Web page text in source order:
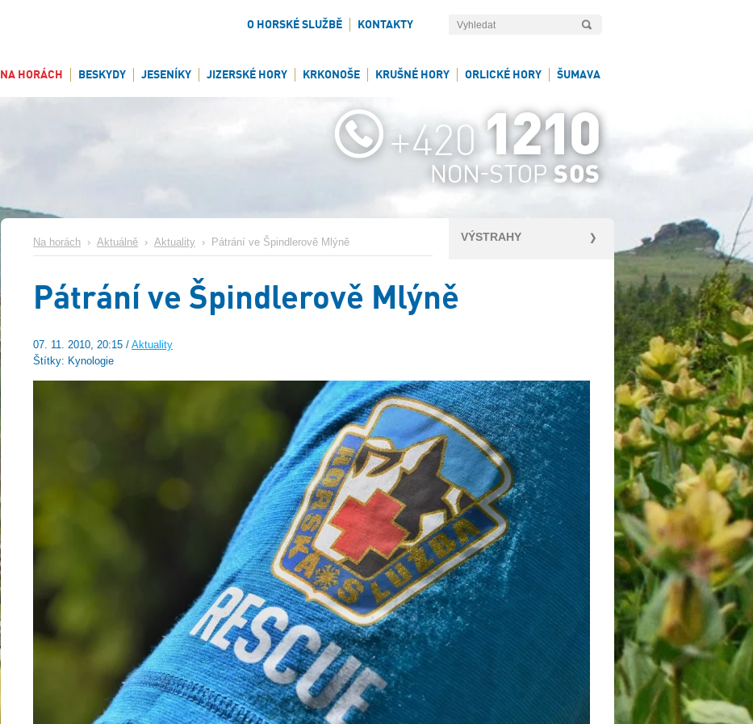
O HORSKÉ SLUŽBĚ KONTAKTY
NA HORÁCH BESKYDY JESENÍKY JIZERSKÉ HORY KRKONOŠE KRUŠNÉ HORY ORLICKÉ HORY ŠUMAVA
VÝSTRAHY
Na horách › Aktuálně › Aktuality › Pátrání ve Špindlerově Mlýně
Pátrání ve Špindlerově Mlýně
07. 11. 2010, 20:15 / Aktuality
Štítky: Kynologie